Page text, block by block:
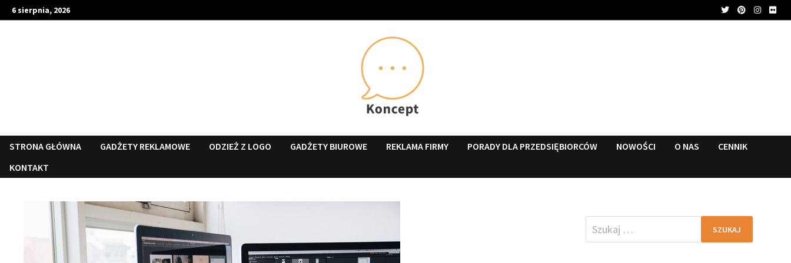
Skip
to
6 sierpnia, 2026
STRONA GŁÓWNA GADŻETY REKLAMOWE ODZIEŻ Z LOGO GADŻETY BIUROWE REKLAMA FIRMY PORADY DLA PRZEDSIĘBIORCÓW NOWOŚCI O NAS
CENNIK
KONTAKT
Szukaj: